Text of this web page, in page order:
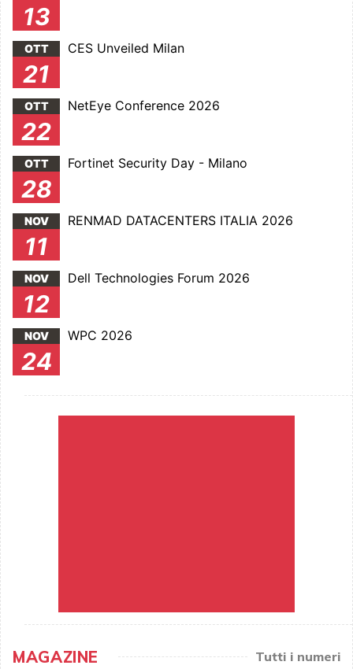
13
OTT
21
CES Unveiled Milan
OTT
22
NetEye Conference 2026
OTT
28
Fortinet Security Day - Milano
NOV
11
RENMAD DATACENTERS ITALIA 2026
NOV
12
Dell Technologies Forum 2026
NOV
24
WPC 2026
MAGAZINE Tutti i numeri